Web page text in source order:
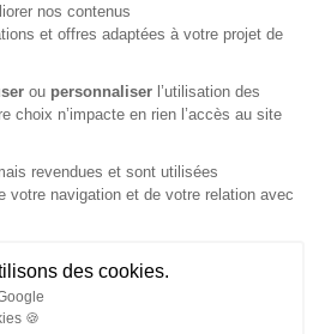
nos contenus
et offres adaptées à votre projet de
ou personnaliser l’utilisation des
choix n’impacte en rien l’accès au site
revendues et sont utilisées
votre navigation et de votre relation avec
des cookies.
🍪
consent
l'expérience
à la française ?
afin de découvrir
!